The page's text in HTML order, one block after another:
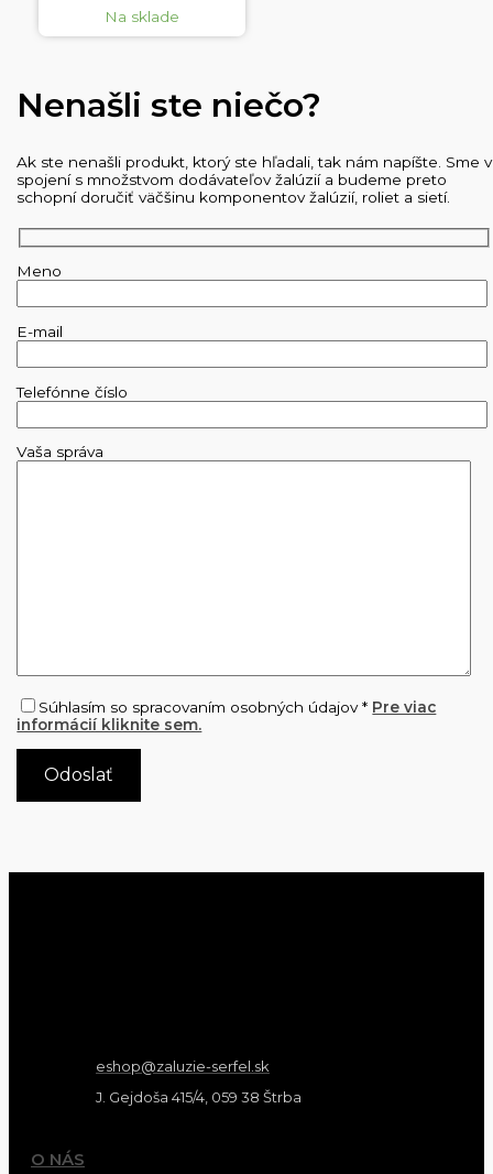
Na sklade
Nenašli ste niečo?
Ak ste nenašli produkt, ktorý ste hľadali, tak nám napíšte. Sme v
spojení s množstvom dodávateľov žalúzií a budeme preto
schopní doručiť väčšinu komponentov žalúzií, roliet a sietí.
Meno
E-mail
Telefónne číslo
Vaša správa
Súhlasím so spracovaním osobných údajov * Pre viac
informácií kliknite sem.
eshop@zaluzie-serfel.sk
J. Gejdoša 415/4, 059 38 Štrba
O NÁS